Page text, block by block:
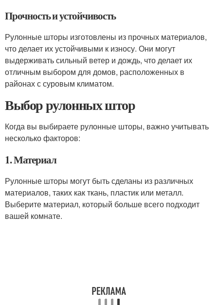
Прочность и устойчивость
Рулонные шторы изготовлены из прочных материалов,
что делает их устойчивыми к износу. Они могут
выдерживать сильный ветер и дождь, что делает их
отличным выбором для домов, расположенных в
районах с суровым климатом.
Выбор рулонных штор
Когда вы выбираете рулонные шторы, важно учитывать
несколько факторов:
1. Материал
Рулонные шторы могут быть сделаны из различных
материалов, таких как ткань, пластик или металл.
Выберите материал, который больше всего подходит
вашей комнате.